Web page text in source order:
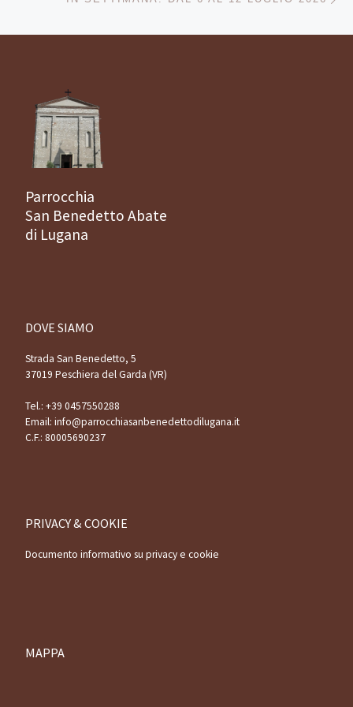
Parrocchia
San Benedetto Abate
di Lugana
DOVE SIAMO
Strada San Benedetto, 5
37019 Peschiera del Garda (VR)
Tel.: +39 0457550288
Email: info@parrocchiasanbenedettodilugana.it
C.F.: 80005690237
PRIVACY & COOKIE
Documento informativo su privacy e cookie
MAPPA